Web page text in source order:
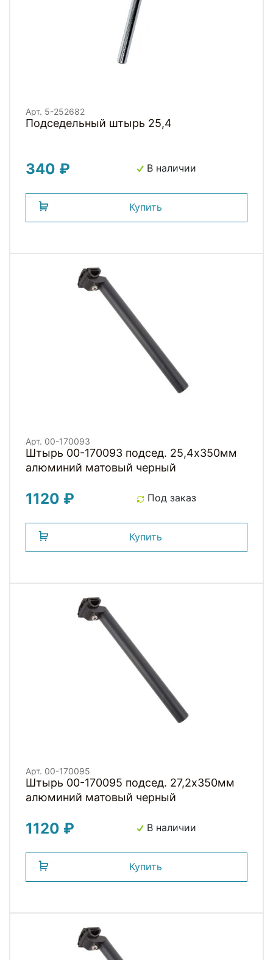
Арт. 5-252682
Подседельный штырь 25,4
340 ₽ В наличии
Купить
Арт. 00-170093
Штырь 00-170093 подсед. 25,4х350мм
алюминий матовый черный
1120 ₽ Под заказ
Купить
Арт. 00-170095
Штырь 00-170095 подсед. 27,2х350мм
алюминий матовый черный
1120 ₽ В наличии
Купить